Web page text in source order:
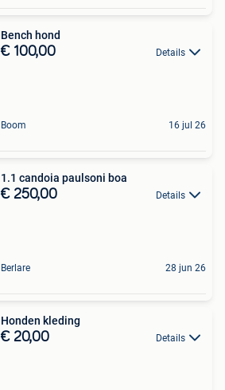
Bench hond
€ 100,00 Details
Boom 16 jul 26
1.1 candoia paulsoni boa
€ 250,00 Details
Berlare 28 jun 26
Honden kleding
€ 20,00 Details